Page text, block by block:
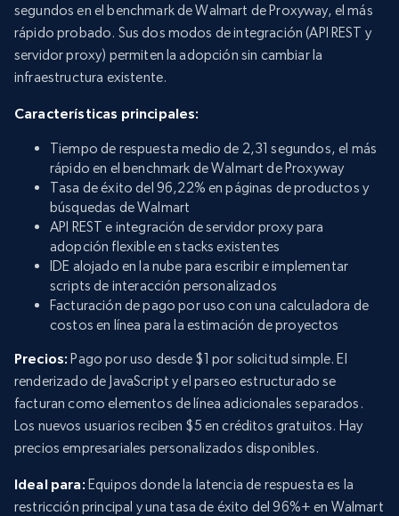
segundos en el benchmark de Walmart de Proxyway, el más
rápido probado. Sus dos modos de integración (API REST y
servidor proxy) permiten la adopción sin cambiar la
infraestructura existente.
Características principales:
Tiempo de respuesta medio de 2,31 segundos, el más
rápido en el benchmark de Walmart de Proxyway
Tasa de éxito del 96,22% en páginas de productos y
búsquedas de Walmart
API REST e integración de servidor proxy para
adopción flexible en stacks existentes
IDE alojado en la nube para escribir e implementar
scripts de interacción personalizados
Facturación de pago por uso con una calculadora de
costos en línea para la estimación de proyectos
Precios: Pago por uso desde $1 por solicitud simple. El
renderizado de JavaScript y el parseo estructurado se
facturan como elementos de línea adicionales separados.
Los nuevos usuarios reciben $5 en créditos gratuitos. Hay
precios empresariales personalizados disponibles.
Ideal para: Equipos donde la latencia de respuesta es la
restricción principal y una tasa de éxito del 96%+ en Walmart